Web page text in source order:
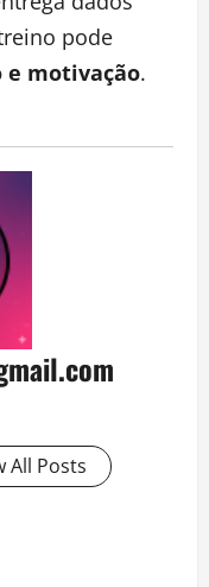
pode
e motivação.
All Posts